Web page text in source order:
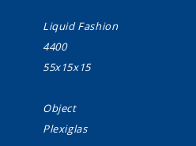
Liquid Fashion
4400
55x15x15
Object
Plexiglas